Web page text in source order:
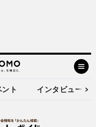
ト インタビュー